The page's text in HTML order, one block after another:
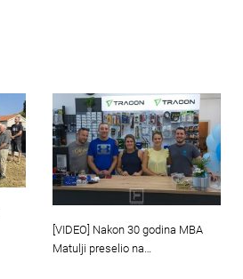
[VIDEO] Nakon 30 godina MBA
Matulji preselio na…